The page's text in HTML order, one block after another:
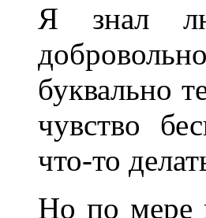
Я знал
буквально
чувство
что-то
Но по мере